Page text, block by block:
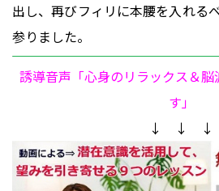
出し、再びフィリに本腰を入れる
参りました。
誘導音声「心身のリラックス＆
す」
↓ ↓ ↓